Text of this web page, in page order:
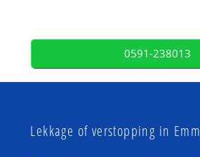
0591-238013
Lekkage of verstopping in